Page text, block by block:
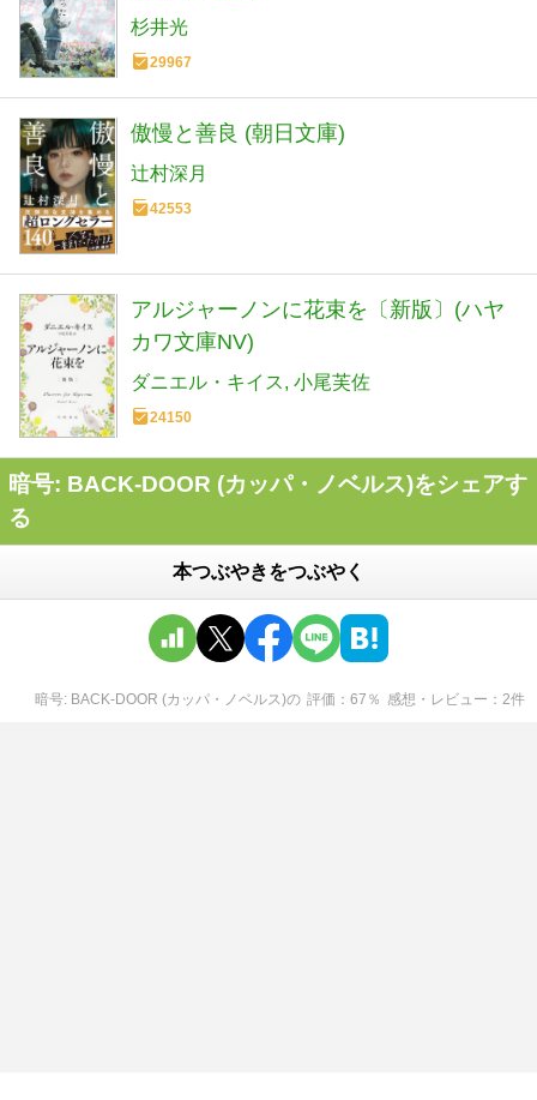
杉井光
29967
傲慢と善良 (朝日文庫)
辻村深月
42553
アルジャーノンに花束を〔新版〕(ハヤ
カワ文庫NV)
ダニエル・キイス 小尾芙佐
24150
暗号: BACK-DOOR (カッパ・ノベルス)をシェアす
る
本つぶやきをつぶやく
暗号: BACK-DOOR (カッパ・ノベルス)の 評価 67 ％ 感想・レビュー 2件